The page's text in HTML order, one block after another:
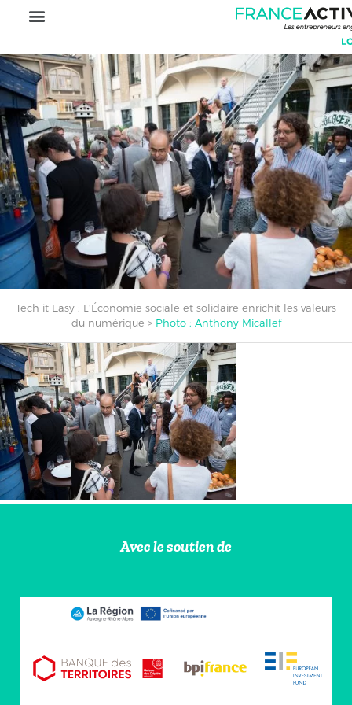
Tech it Easy : L’Économie sociale et solidaire enrichit les valeurs
du numérique > Photo : Anthony Micallef
Avec le soutien de